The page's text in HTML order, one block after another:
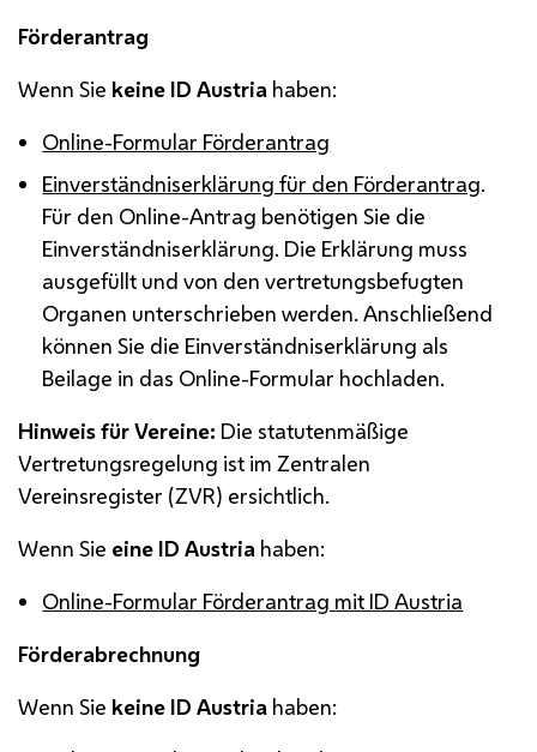
Förderantrag
Wenn Sie keine ID Austria haben:
Online-Formular Förderantrag
Einverständniserklärung für den Förderantrag.
Für den Online-Antrag benötigen Sie die
Einverständniserklärung. Die Erklärung muss
ausgefüllt und von den vertretungsbefugten
Organen unterschrieben werden. Anschließend
können Sie die Einverständniserklärung als
Beilage in das Online-Formular hochladen.
Hinweis für Vereine: Die statutenmäßige
Vertretungsregelung ist im Zentralen
Vereinsregister (ZVR) ersichtlich.
Wenn Sie eine ID Austria haben:
Online-Formular Förderantrag mit ID Austria
Förderabrechnung
Wenn Sie keine ID Austria haben: